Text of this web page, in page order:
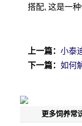
搭配, 这是一
上一篇： 小泰
下一篇： 如何
更多饲养常